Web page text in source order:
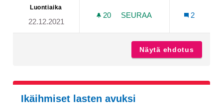
Luontiaika
22.12.2021
20 20 SEURAAJAA
SEURAA
2
Näytä ehdotus
Ikäihmiset lasten avuksi